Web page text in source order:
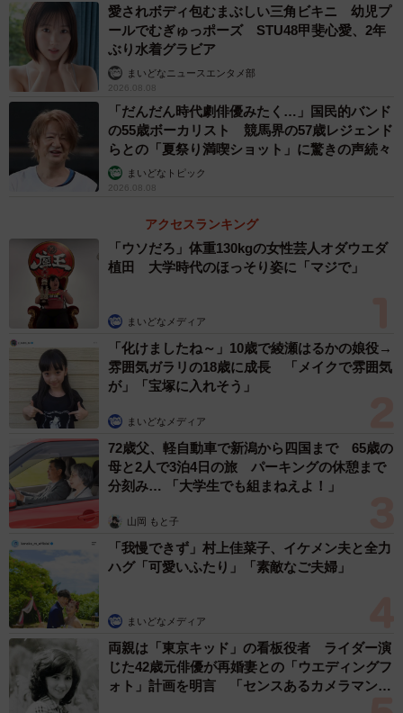
愛されボディ包むまぶしい三角ビキニ 幼児プ
ールでむぎゅっポーズ STU48甲斐心愛、2年
ぶり水着グラビア
まいどなニュースエンタメ部
2026.08.08
「だんだん時代劇俳優みたく…」国民的バンド
の55歳ボーカリスト 競馬界の57歳レジェンド
らとの「夏祭り満喫ショット」に驚きの声続々
まいどなトピック
2026.08.08
アクセスランキング
「ウソだろ」体重130kgの女性芸人オダウエダ
植田 大学時代のほっそり姿に「マジで」
まいどなメディア
「化けましたね～」10歳で綾瀬はるかの娘役→
雰囲気ガラリの18歳に成長 「メイクで雰囲気
が」「宝塚に入れそう」
まいどなメディア
72歳父、軽自動車で新潟から四国まで 65歳の
母と2人で3泊4日の旅 パーキングの休憩まで
分刻み… 「大学生でも組まねえよ！」
山岡 もと子
「我慢できず」村上佳菜子、イケメン夫と全力
ハグ「可愛いふたり」「素敵なご夫婦」
まいどなメディア
両親は「東京キッド」の看板役者 ライダー演
じた42歳元俳優が再婚妻との「ウエディングフ
ォト」計画を明言 「センスあるカメラマン求